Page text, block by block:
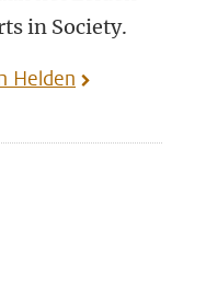
in Society.
Helden